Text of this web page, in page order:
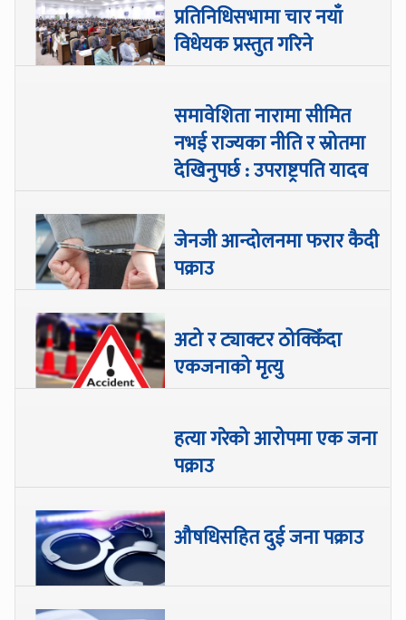
प्रतिनिधिसभामा चार नयाँ
विधेयक प्रस्तुत गरिने
समावेशिता नारामा सीमित
नभई राज्यका नीति र स्रोतमा
देखिनुपर्छ : उपराष्ट्रपति यादव
जेनजी आन्दोलनमा फरार कैदी
पक्राउ
अटो र ट्याक्टर ठोक्किँदा
एकजनाको मृत्यु
हत्या गरेको आरोपमा एक जना
पक्राउ
औषधिसहित दुई जना पक्राउ